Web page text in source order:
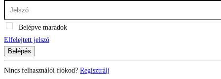
Belépve maradok
Elfelejtett jelszó
Belépés
Nincs felhasználói fiókod? Regisztrálj